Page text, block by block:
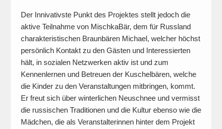
Der Innivativste Punkt des Projektes stellt jedoch die
aktive Teilnahme von MischkaBär, dem für Russland
charakteristischen Braunbären Michael, welcher höchst
persönlich Kontakt zu den Gästen und Interessierten
hält, in sozialen Netzwerken aktiv ist und zum
Kennenlernen und Betreuen der Kuschelbären, welche
die Kinder zu den Veranstaltungen mitbringen, kommt.
Er freut sich über winterlichen Neuschnee und vermisst
die russischen Traditionen und die Kultur ebenso wie die
Mädchen, die als Veranstalterinnen hinter dem Projekt